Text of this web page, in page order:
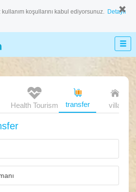
koşullarını kabul ediyorsunuz. Detaylı
transfer villa
Health Tourism